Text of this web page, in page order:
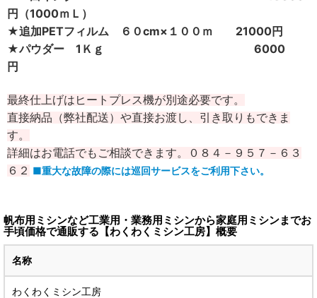
円 （1000ｍＬ）
★追加PETフィルム ６０cm×１００ｍ 21000円
★パウダー 1Ｋｇ 6000
円
最終仕上げはヒートプレス機が別途必要です。
直接納品（弊社配送）や直接お渡し、引き取りもできま
す。
詳細はお電話でもご相談できます。０８４－９５７－６３
６２ ■重大な故障の際には巡回サービスをご利用下さい。
帆布用ミシンなど工業用・業務用ミシンから家庭用ミシンまでお
手頃価格で通販する【わくわくミシン工房】概要
名称
わくわくミシン工房